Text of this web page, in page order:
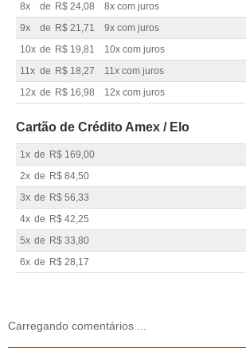
8x
de R$ 24,08 8x com juros
9x
de R$ 21,71 9x com juros
10x de R$ 19,81 10x com juros
11x de R$ 18,27 11x com juros
12x de R$ 16,98 12x com juros
Cartão de Crédito Amex / Elo
1x de R$ 169,00
2x de R$ 84,50
3x de R$ 56,33
4x de R$ 42,25
5x de R$ 33,80
6x de R$ 28,17
Carregando comentários ...